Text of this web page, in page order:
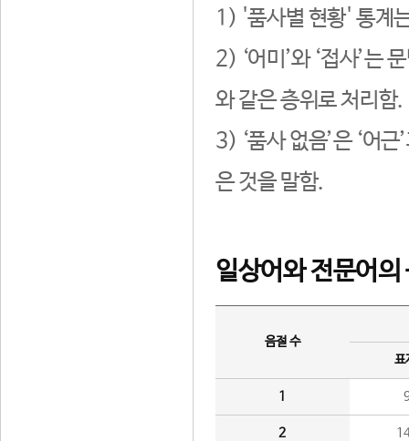
1) '품사별 현황' 통계
2) ‘어미’와 ‘접사’는
와 같은 층위로 처리함.
3) ‘품사 없음’은 ‘어
은 것을 말함.
일상어와 전문어의
음절 수
표
1
2